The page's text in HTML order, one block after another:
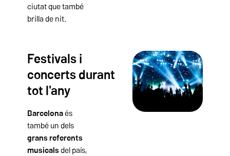
ciutat que també
brilla de nit.
Festivals i
concerts durant
tot l'any
Barcelonaés
també un dels
grans referents
musicalsdel país,